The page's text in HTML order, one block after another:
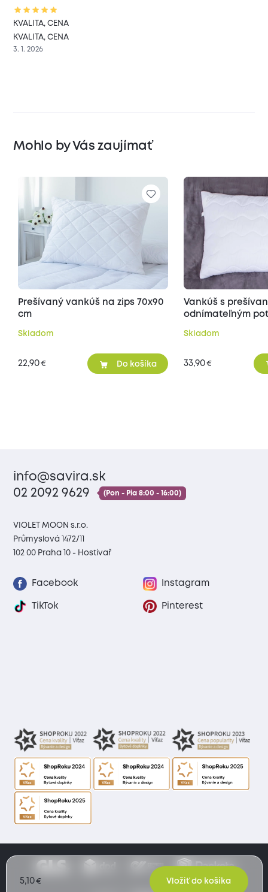
5,10€ Vložiť do košíka
KVALITA, CENA
KVALITA, CENA
3. 1. 2026
Mohlo by Vás zaujímať
Prešívaný vankúš na zips 70x90
cm
Skladom
22,90€ Do košíka
Vankúš s
odnímateľným
Skladom
33,90€
info@savira.sk
02 2092 9629
(Pon - Pia 8:00 - 16:00)
VIOLET MOON s.r.o.
Průmyslová 1472/11
102 00 Praha 10 - Hostivař
Facebook Instagram
TikTok Pinterest